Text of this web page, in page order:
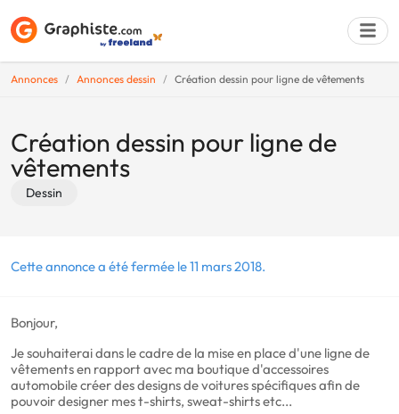
Annonces Annonces dessin Création dessin pour ligne de vêtements
Création dessin pour ligne de
vêtements
Dessin
Cette annonce a été fermée le 11 mars 2018.
Bonjour,
Je souhaiterai dans le cadre de la mise en place d'une ligne de
vêtements en rapport avec ma boutique d'accessoires
automobile créer des designs de voitures spécifiques afin de
pouvoir designer mes t-shirts, sweat-shirts etc...